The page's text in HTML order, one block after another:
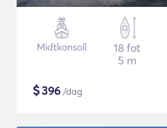
Midtkonsoll
18 fot
5 m
$396 /dag